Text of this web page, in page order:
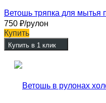
Ветошь тряпка для мытья
750 ₽/рулон
Купить
Купить в 1 клик